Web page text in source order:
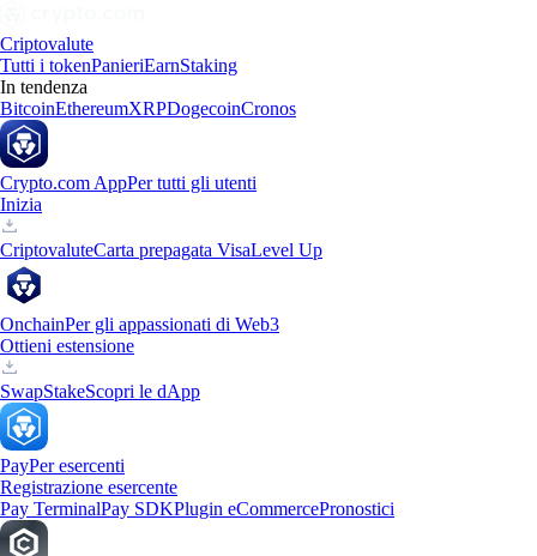
Criptovalute
Tutti i tokenPanieriEarnStaking
In tendenza
BitcoinEthereumXRPDogecoinCronos
Crypto.com AppPer tutti gli utenti
Inizia
CriptovaluteCarta prepagata VisaLevel Up
OnchainPer gli appassionati di Web3
Ottieni estensione
SwapStakeScopri le dApp
PayPer esercenti
Registrazione esercente
Pay TerminalPay SDKPlugin eCommercePronostici